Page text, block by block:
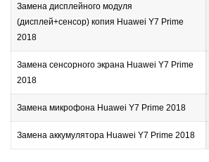
Замена дисплейного модуля
(дисплей+сенсор) копия Huawei Y7 Prime
2018
Замена сенсорного экрана Huawei Y7 Prime
2018
Замена микрофона Huawei Y7 Prime 2018
Замена аккумулятора Huawei Y7 Prime 2018